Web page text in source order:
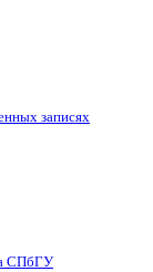
записях
СПбГУ